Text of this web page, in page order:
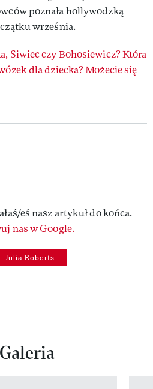
poznała hollywodzką
września.
Siwiec czy Bohosiewicz? Która
dla dziecka? Możecie się
eś nasz artykuł do końca.
nas w Google.
Julia Roberts
Galeria